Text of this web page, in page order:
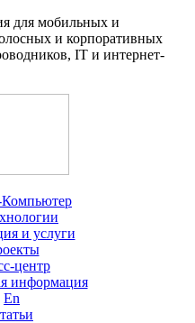
для мобильных и
и корпоративных
IT и интернет-
и услуги
центр
информация
En